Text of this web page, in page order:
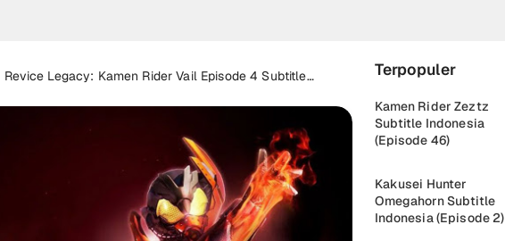
Revice Legacy: Kamen Rider Vail Episode 4 Subtitle
Terpopuler
Kamen Rider Zeztz
Subtitle Indonesia
(Episode 46)
Kakusei Hunter
Omegahorn Subtitle
Indonesia (Episode 2)